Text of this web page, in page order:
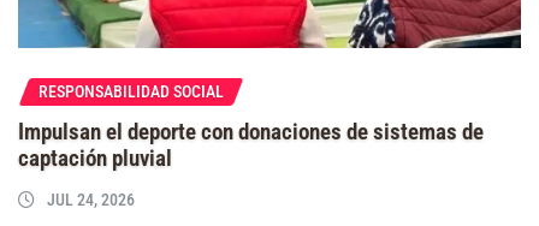
RESPONSABILIDAD SOCIAL
Impulsan el deporte con donaciones de sistemas de
captación pluvial
JUL 24, 2026